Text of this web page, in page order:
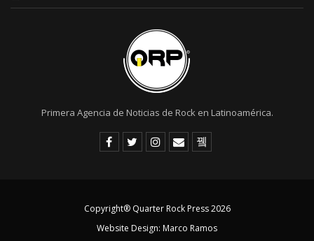
Primera Agencia de Noticias de Rock en Latinoamérica.
Copyright® Quarter Rock Press 2026
Website Design: Marco Ramos